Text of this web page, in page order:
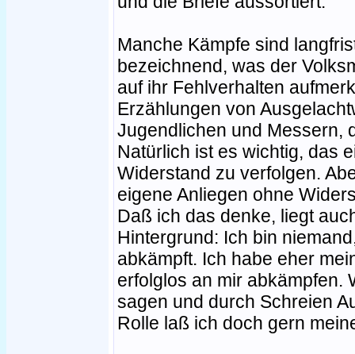
Manche Kämpfe sind
bezeichnend, was der
auf ihr Fehlverhalten
Erzählungen von
Jugendlichen und Messern,
Natürlich ist es wichtig, das
Widerstand zu verfolgen.
eigene Anliegen ohne
Daß ich das denke, liegt
Hintergrund: Ich bin
abkämpft. Ich habe eher
erfolglos an mir abkämpfen.
sagen und durch Schreien
Rolle laß ich doch gern